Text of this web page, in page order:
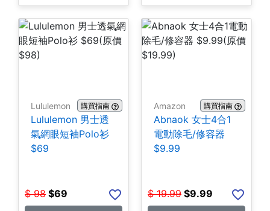
Lululemon 購買指南
Lululemon 男士透
氣網眼短袖Polo衫
$69
$ 98 $69
Amazon 購買指南
Abnaok 女士4合1
電動除毛/修容器
$9.99
$ 19.99 $9.99